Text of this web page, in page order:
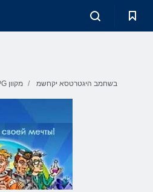
משחקי MMORPG מקוון בשחמב היגטרטסא יקחשמ